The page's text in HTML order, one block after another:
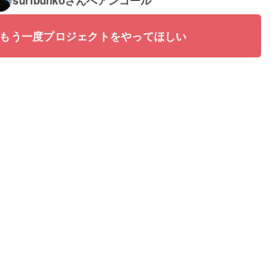
もう一度プロジェクトをやってほしい